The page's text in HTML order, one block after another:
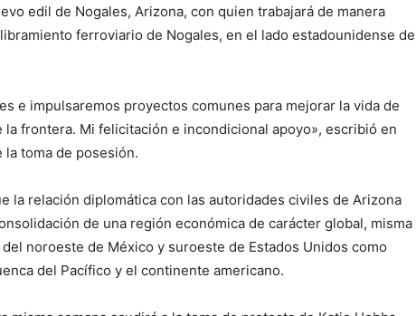
edil de Nogales, Arizona, con quien trabajará de manera
ferroviario de Nogales, en el lado estadounidense de
e impulsaremos proyectos comunes para mejorar la vida de
la frontera. Mi felicitación e incondicional apoyo», escribió en
toma de posesión.
la relación diplomática con las autoridades civiles de Arizona
de una región económica de carácter global, misma
noroeste de México y suroeste de Estados Unidos como
del Pacífico y el continente americano.